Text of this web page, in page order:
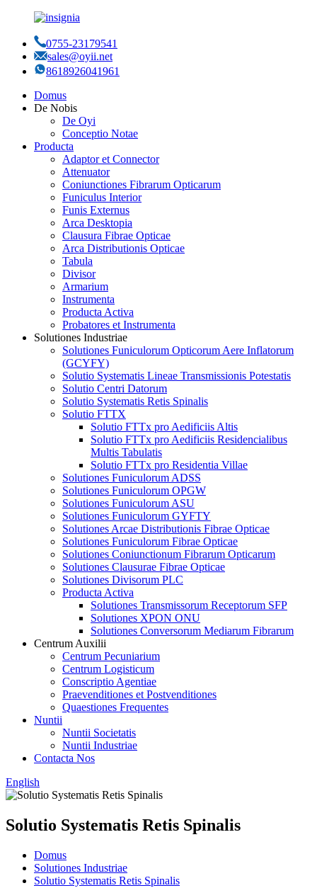
0755-23179541
sales@oyii.net
8618926041961
Domus
De Nobis
De Oyi
Conceptio Notae
Producta
Adaptor et Connector
Attenuator
Coniunctiones Fibrarum Opticarum
Funiculus Interior
Funis Externus
Arca Desktopia
Clausura Fibrae Opticae
Arca Distributionis Opticae
Tabula
Divisor
Armarium
Instrumenta
Producta Activa
Probatores et Instrumenta
Solutiones Industriae
Solutiones Funiculorum Opticorum Aere Inflatorum
(GCYFY)
Solutio Systematis Lineae Transmissionis Potestatis
Solutio Centri Datorum
Solutio Systematis Retis Spinalis
Solutio FTTX
Solutio FTTx pro Aedificiis Altis
Solutio FTTx pro Aedificiis Residencialibus
Multis Tabulatis
Solutio FTTx pro Residentia Villae
Solutiones Funiculorum ADSS
Solutiones Funiculorum OPGW
Solutiones Funiculorum ASU
Solutiones Funiculorum GYFTY
Solutiones Arcae Distributionis Fibrae Opticae
Solutiones Funiculorum Fibrae Opticae
Solutiones Coniunctionum Fibrarum Opticarum
Solutiones Clausurae Fibrae Opticae
Solutiones Divisorum PLC
Producta Activa
Solutiones Transmissorum Receptorum SFP
Solutiones XPON ONU
Solutiones Conversorum Mediarum Fibrarum
Centrum Auxilii
Centrum Pecuniarium
Centrum Logisticum
Conscriptio Agentiae
Praevenditiones et Postvenditiones
Quaestiones Frequentes
Nuntii
Nuntii Societatis
Nuntii Industriae
Contacta Nos
English
Solutio Systematis Retis Spinalis
Domus
Solutiones Industriae
Solutio Systematis Retis Spinalis